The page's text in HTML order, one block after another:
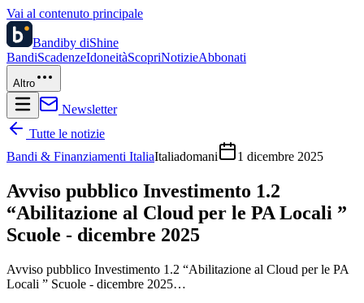
Vai al contenuto principale
Bandiby diShine
BandiScadenzeIdoneitàScopriNotizieAbbonati
Altro
Newsletter
Tutte le notizie
Bandi & Finanziamenti ItaliaItaliadomani 1 dicembre 2025
Avviso pubblico Investimento 1.2
“Abilitazione al Cloud per le PA Locali ”
Scuole - dicembre 2025
Avviso pubblico Investimento 1.2 “Abilitazione al Cloud per le PA
Locali ” Scuole - dicembre 2025…